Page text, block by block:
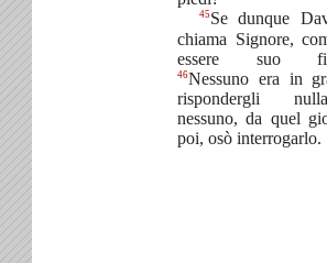
45 Se dunque
chiama Signore,
essere suo
46Nessuno era in
rispondergli
nessuno, da quel
poi, osò interrogarlo.